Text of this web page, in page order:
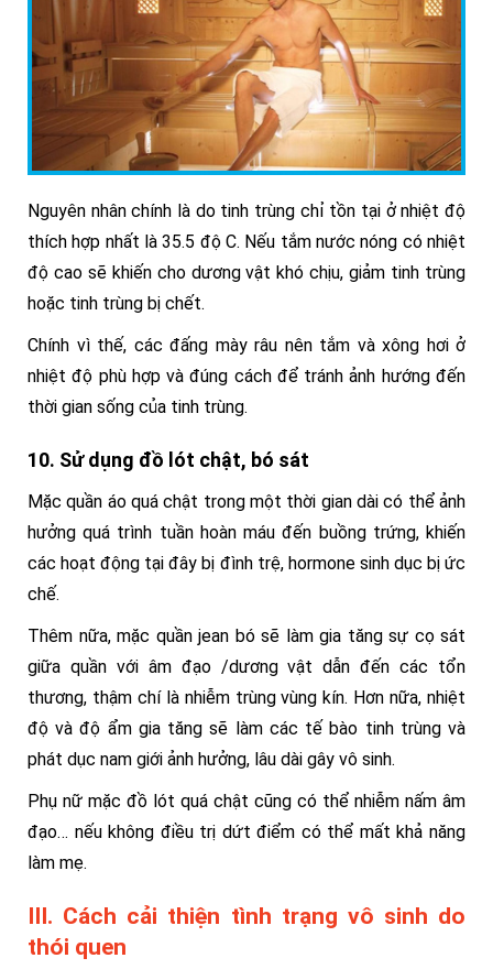
Nguyên nhân chính là do tinh trùng chỉ tồn tại ở nhiệt độ
thích hợp nhất là 35.5 độ C. Nếu tắm nước nóng có nhiệt
độ cao sẽ khiến cho dương vật khó chịu, giảm tinh trùng
hoặc tinh trùng bị chết.
Chính vì thế, các đấng mày râu nên tắm và xông hơi ở
nhiệt độ phù hợp và đúng cách để tránh ảnh hướng đến
thời gian sống của tinh trùng.
10. Sử dụng đồ lót chật, bó sát
Mặc quần áo quá chật trong một thời gian dài có thể ảnh
hưởng quá trình tuần hoàn máu đến buồng trứng, khiến
các hoạt động tại đây bị đình trệ, hormone sinh dục bị ức
chế.
Thêm nữa, mặc quần jean bó sẽ làm gia tăng sự cọ sát
giữa quần với âm đạo /dương vật dẫn đến các tổn
thương, thậm chí là nhiễm trùng vùng kín. Hơn nữa, nhiệt
độ và độ ẩm gia tăng sẽ làm các tế bào tinh trùng và
phát dục nam giới ảnh hưởng, lâu dài gây vô sinh.
Phụ nữ mặc đồ lót quá chật cũng có thể nhiễm nấm âm
đạo… nếu không điều trị dứt điểm có thể mất khả năng
làm mẹ.
III. Cách cải thiện tình trạng vô sinh do
thói quen